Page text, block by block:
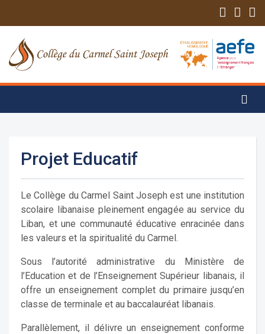
Projet Educatif
Le Collège du Carmel Saint Joseph est une institution
scolaire libanaise pleinement engagée au service du
Liban, et une communauté éducative enracinée dans
les valeurs et la spiritualité du Carmel.
Sous l’autorité administrative du Ministère de
l’Education et de l’Enseignement Supérieur libanais, il
offre un enseignement complet du primaire jusqu’en
classe de terminale et au baccalauréat libanais.
Parallèlement, il délivre un enseignement conforme